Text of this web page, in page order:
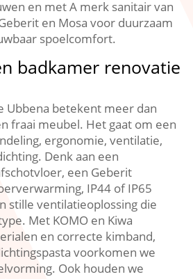
en met A merk sanitair van
en Mosa voor duurzaam
spoelcomfort.
badkamer renovatie
Ubbena betekent meer dan
fraai meubel. Het gaat om een
ergonomie, ventilatie,
Denk aan een
een Geberit
IP44 of IP65
stille ventilatieoplossing die
Met KOMO en Kiwa
en correcte kimband,
voorkomen we
Ook houden we